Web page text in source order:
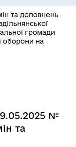
та доповнень
громади
оборони на
№
та